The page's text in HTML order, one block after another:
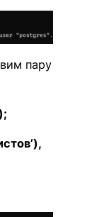
пару